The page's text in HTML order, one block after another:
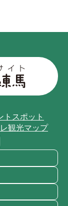
トスポット
観光マップ